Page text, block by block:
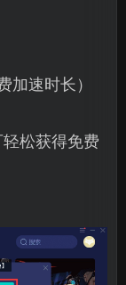
加速时长）
松获得免费